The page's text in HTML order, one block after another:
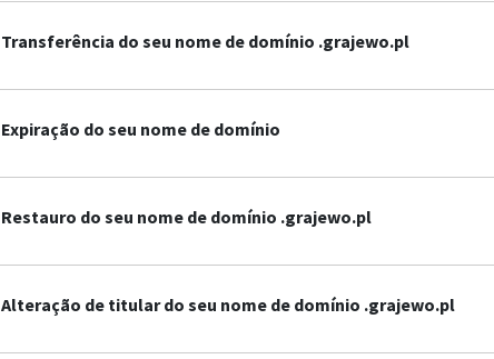
Transferência do seu nome de domínio .grajewo.pl
Expiração do seu nome de domínio
Restauro do seu nome de domínio .grajewo.pl
Alteração de titular do seu nome de domínio .grajewo.pl